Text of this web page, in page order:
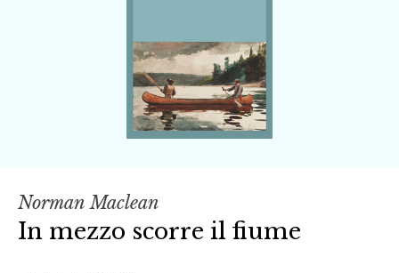
Norman Maclean
In mezzo scorre il fiume